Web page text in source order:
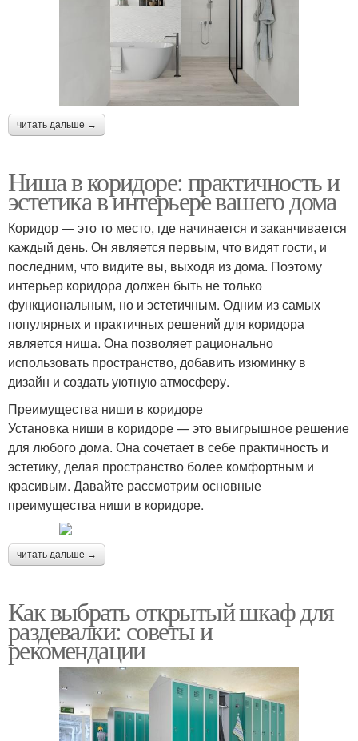
читать дальше →
Ниша в коридоре: практичность и
эстетика в интерьере вашего дома
Коридор — это то место, где начинается и заканчивается
каждый день. Он является первым, что видят гости, и
последним, что видите вы, выходя из дома. Поэтому
интерьер коридора должен быть не только
функциональным, но и эстетичным. Одним из самых
популярных и практичных решений для коридора
является ниша. Она позволяет рационально
использовать пространство, добавить изюминку в
дизайн и создать уютную атмосферу.
Преимущества ниши в коридоре
Установка ниши в коридоре — это выигрышное решение
для любого дома. Она сочетает в себе практичность и
эстетику, делая пространство более комфортным и
красивым. Давайте рассмотрим основные
преимущества ниши в коридоре.
читать дальше →
Как выбрать открытый шкаф для
раздевалки: советы и
рекомендации